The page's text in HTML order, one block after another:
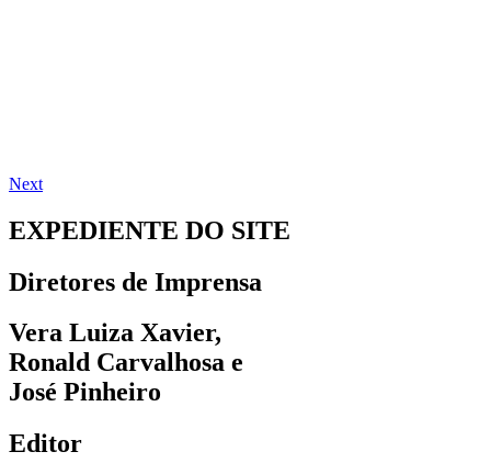
Next
EXPEDIENTE DO SITE
Diretores de Imprensa
Vera Luiza Xavier,
Ronald Carvalhosa e
José Pinheiro
Editor